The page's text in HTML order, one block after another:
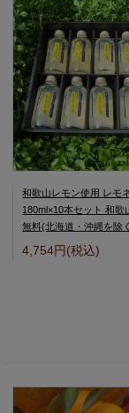
和歌山レモン使用 レモ
180ml×10本セット 和歌
無料(北海道・沖縄を除
4,754円(税込)